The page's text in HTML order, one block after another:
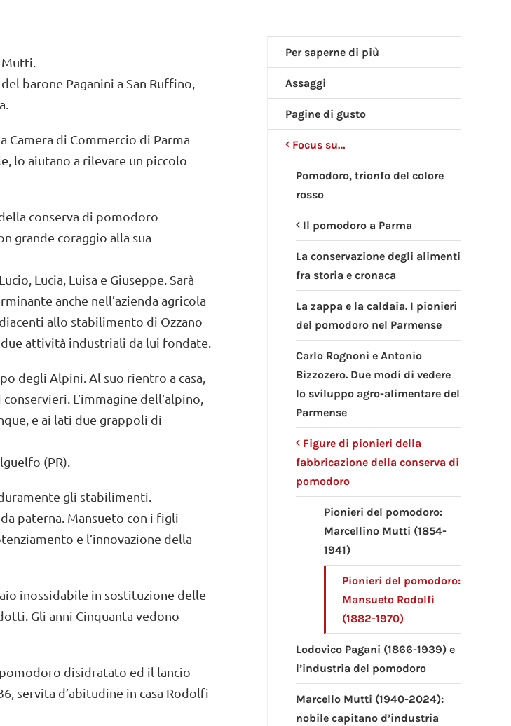
barone Paganini a San Ruffino,
Camera di Commercio di Parma
lo aiutano a rilevare un piccolo
conserva di pomodoro
grande coraggio alla sua
Lucia, Luisa e Giuseppe. Sarà
anche nell’azienda agricola
allo stabilimento di Ozzano
attività industriali da lui fondate.
degli Alpini. Al suo rientro a casa,
L’immagine dell’alpino,
e ai lati due grappoli di
(PR).
gli stabilimenti.
paterna. Mansueto con i figli
e l’innovazione della
inossidabile in sostituzione delle
Gli anni Cinquanta vedono
disidratato ed il lancio
servita d’abitudine in casa Rodolfi
Per saperne di più
Assaggi
Pagine di gusto
Focus su…
Pomodoro, trionfo del colore
rosso
Il pomodoro a Parma
La conservazione degli alimenti
fra storia e cronaca
La zappa e la caldaia. I pionieri
del pomodoro nel Parmense
Carlo Rognoni e Antonio
Bizzozero. Due modi di vedere
lo sviluppo agro-alimentare del
Parmense
Figure di pionieri della
fabbricazione della conserva di
pomodoro
Pionieri del pomodoro:
Marcellino Mutti (1854-
1941)
Pionieri del pomodoro:
Mansueto Rodolfi
(1882-1970)
Lodovico Pagani (1866-1939) e
l’industria del pomodoro
Marcello Mutti (1940-2024):
nobile capitano d’industria